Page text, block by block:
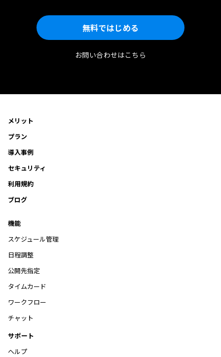
無料ではじめる
お問い合わせはこちら
メリット
プラン
導入事例
セキュリティ
利用規約
ブログ
機能
スケジュール管理
日程調整
公開先指定
タイムカード
ワークフロー
チャット
サポート
ヘルプ